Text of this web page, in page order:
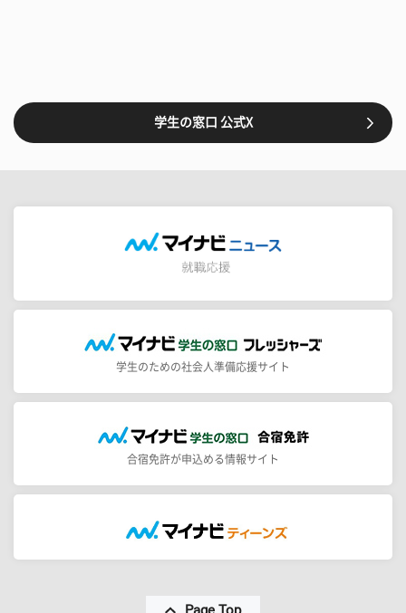
学生の窓口 公式X
学生のための社会人準備応援サイト
合宿免許が申込める情報サイト